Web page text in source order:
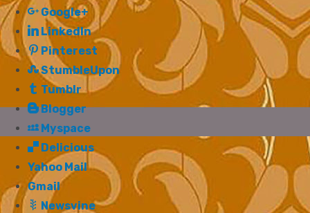
Google+
LinkedIn
Pinterest
StumbleUpon
Tumblr
Blogger
Myspace
Delicious
Yahoo Mail
Gmail
Newsvine